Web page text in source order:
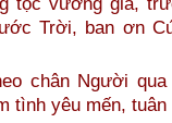
tộc vương giả,
Trời, ban ơn
chân Người qua
tình yêu mến, tuân